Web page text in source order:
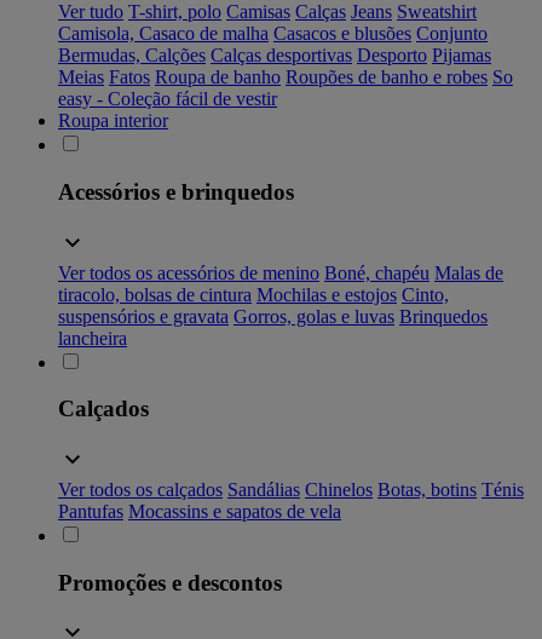
Ver tudo T-shirt, polo Camisas Calças Jeans Sweatshirt
Camisola, Casaco de malha Casacos e blusões Conjunto
Bermudas, Calções Calças desportivas Desporto Pijamas
Meias Fatos Roupa de banho Roupões de banho e robes So
easy - Coleção fácil de vestir
Roupa interior
Acessórios e brinquedos
Ver todos os acessórios de menino Boné, chapéu Malas de
tiracolo, bolsas de cintura Mochilas e estojos Cinto,
suspensórios e gravata Gorros, golas e luvas Brinquedos
lancheira
Calçados
Ver todos os calçados Sandálias Chinelos Botas, botins Ténis
Pantufas Mocassins e sapatos de vela
Promoções e descontos